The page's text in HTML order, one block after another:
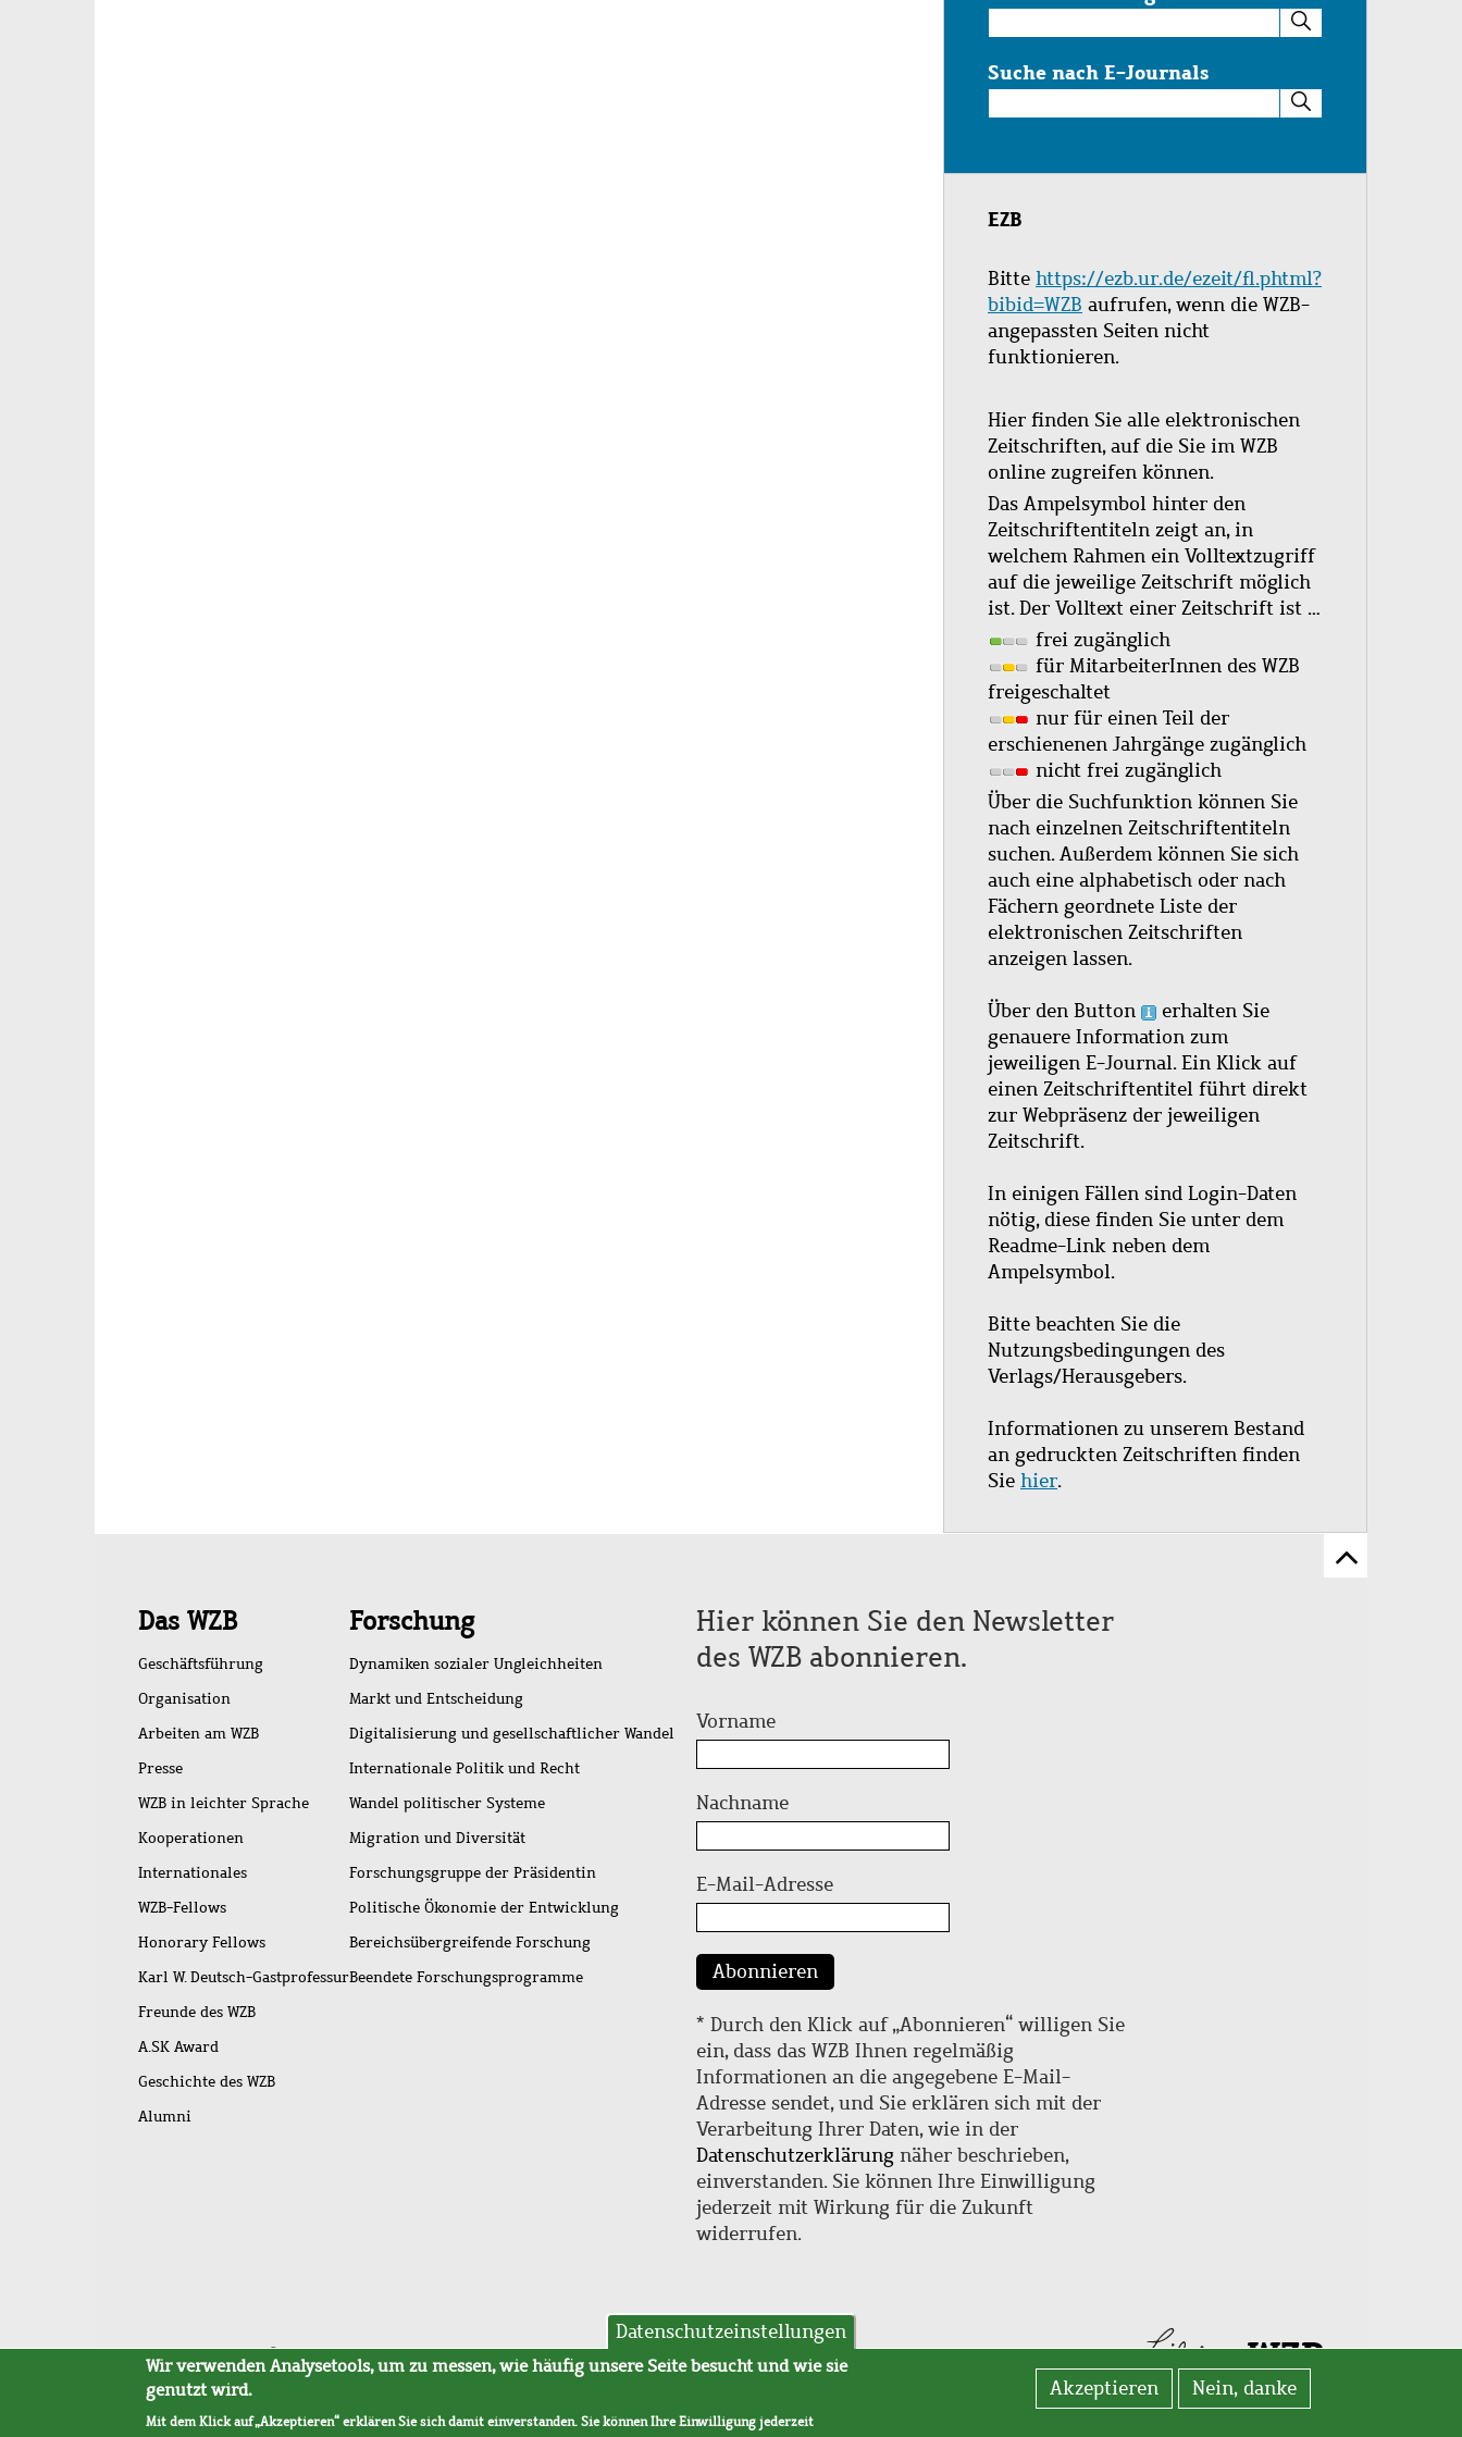
im
Katalog
Suche nach E-Journals
nach
Journals
EZB
Bitte https://ezb.ur.de/ezeit/fl.phtml?
bibid=WZB aufrufen, wenn die WZB-
angepassten Seiten nicht
funktionieren.
Hier finden Sie alle elektronischen
Zeitschriften, auf die Sie im WZB
online zugreifen können.
Das Ampelsymbol hinter den
Zeitschriftentiteln zeigt an, in
welchem Rahmen ein Volltextzugriff
auf die jeweilige Zeitschrift möglich
ist. Der Volltext einer Zeitschrift ist …
frei zugänglich
für MitarbeiterInnen des WZB
freigeschaltet
nur für einen Teil der
erschienenen Jahrgänge zugänglich
nicht frei zugänglich
Über die Suchfunktion können Sie
nach einzelnen Zeitschriftentiteln
suchen. Außerdem können Sie sich
auch eine alphabetisch oder nach
Fächern geordnete Liste der
elektronischen Zeitschriften
anzeigen lassen.
Über den Button
erhalten Sie
genauere Information zum
jeweiligen E-Journal. Ein Klick auf
einen Zeitschriftentitel führt direkt
zur Webpräsenz der jeweiligen
Zeitschrift.
In einigen Fällen sind Login-Daten
nötig, diese finden Sie unter dem
Readme-Link neben dem
Ampelsymbol.
Bitte beachten Sie die
Nutzungsbedingungen des
Verlags/Herausgebers.
Informationen zu unserem Bestand
an gedruckten Zeitschriften finden
Sie hier.
Zum
Schnellzugriff
Das WZB
Geschäftsführung
Organisation
Arbeiten am WZB
Presse
WZB in leichter Sprache
Kooperationen
Internationales
WZB-Fellows
Honorary Fellows
Karl W. Deutsch-Gastprofessur
Freunde des WZB
A.SK Award
Geschichte des WZB
Alumni
Forschung
Dynamiken sozialer Ungleichheiten
Markt und Entscheidung
Digitalisierung und gesellschaftlicher Wandel
Internationale Politik und Recht
Wandel politischer Systeme
Migration und Diversität
Forschungsgruppe der Präsidentin
Politische Ökonomie der Entwicklung
Bereichsübergreifende Forschung
Beendete Forschungsprogramme
Hier können Sie den Newsletter
des WZB abonnieren.
Vorname
Nachname
E-Mail-Adresse
Abonnieren
* Durch den Klick auf „Abonnieren“ willigen Sie
ein, dass das WZB Ihnen regelmäßig
Informationen an die angegebene E-Mail-
Adresse sendet, und Sie erklären sich mit der
Verarbeitung Ihrer Daten, wie in der
Datenschutzerklärung näher beschrieben,
einverstanden. Sie können Ihre Einwilligung
jederzeit mit Wirkung für die Zukunft
widerrufen.
Fußleistenmenü
SitemapBarrierefreiheitImpressumDatenschutzAVB
Datenschutzeinstellungen
Wir verwenden Analysetools, um zu messen, wie häufig unsere Seite besucht und wie sie
genutzt wird.
Mit dem Klick auf „Akzeptieren“ erklären Sie sich damit einverstanden. Sie können Ihre Einwilligung jederzeit
Akzeptieren Nein, danke